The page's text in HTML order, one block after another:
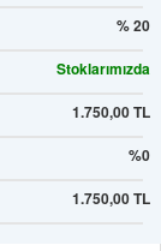
% 20
Stoklarımızda
1.750,00 TL
%0
1.750,00 TL